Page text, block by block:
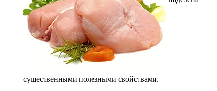
существенными полезными свойствами.